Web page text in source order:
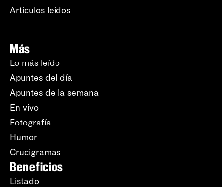
Artículos leídos
Más
Lo más leído
Apuntes del día
Apuntes de la semana
En vivo
Fotografía
Humor
Crucigramas
Beneficios
Listado